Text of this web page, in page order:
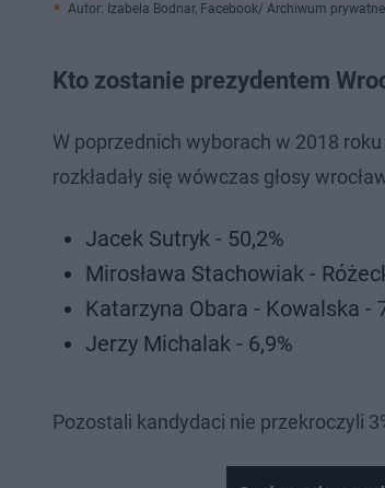
Autor: Izabela Bodnar, Facebook/ Archiwum prywatne
Kto zostanie prezydentem
W poprzednich wyborach w 2018
rozkładały się wówczas głosy
Jacek Sutryk - 50,2%
Mirosława Stachowiak -
Katarzyna Obara - Kowalska -
Jerzy Michalak - 6,9%
Pozostali kandydaci nie przekroczyli